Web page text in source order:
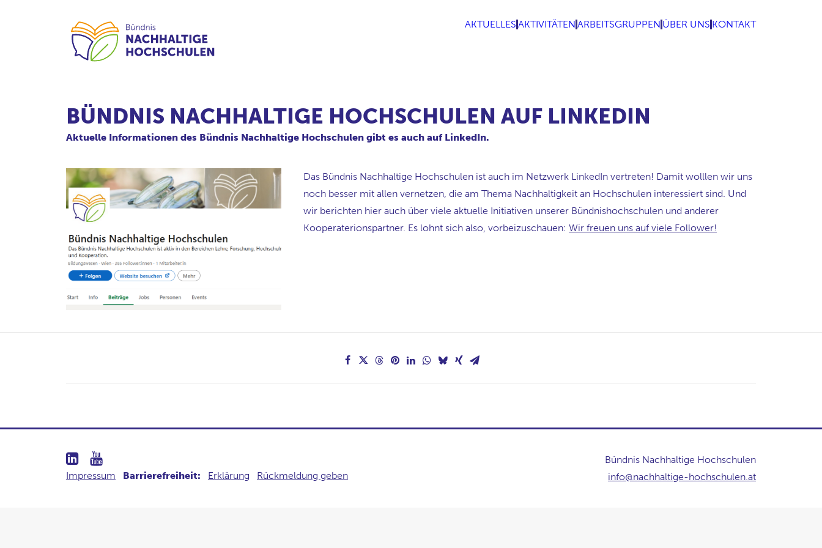
AKTUELLES AKTIVITÄTEN ARBEITSGRUPPEN ÜBER UNS KONTAKT
BÜNDNIS NACHHALTIGE HOCHSCHULEN AUF LINKEDIN
Aktuelle Informationen des Bündnis Nachhaltige Hochschulen gibt es auch auf LinkedIn.
Das Bündnis Nachhaltige Hochschulen ist auch im Netzwerk LinkedIn vertreten! Damit wolllen wir uns
noch besser mit allen vernetzen, die am Thema Nachhaltigkeit an Hochschulen interessiert sind. Und
wir berichten hier auch über viele aktuelle Initiativen unserer Bündnishochschulen und anderer
Kooperaterionspartner. Es lohnt sich also, vorbeizuschauen: Wir freuen uns auf viele Follower!
Impressum Barrierefreiheit: Erklärung Rückmeldung geben
Bündnis Nachhaltige Hochschulen
info@nachhaltige-hochschulen.at